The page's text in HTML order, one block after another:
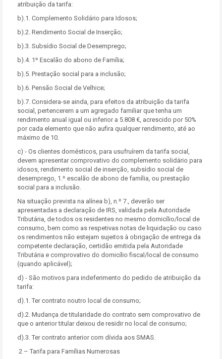
atribuição da tarifa:
b).1. Complemento Solidário para Idosos;
b).2. Rendimento Social de Inserção;
b).3. Subsídio Social de Desemprego;
b).4. 1º Escalão do abono de Família;
b).5. Prestação social para a inclusão;
b).6. Pensão Social de Velhice;
b).7. Considera-se ainda, para efeitos da atribuição da tarifa
social, pertencerem a um agregado familiar que tenha um
rendimento anual igual ou inferior a 5.808 €, acrescido por 50%
por cada elemento que não aufira qualquer rendimento, até ao
máximo de 10.
c) - Os clientes domésticos, para usufruírem da tarifa social,
devem apresentar comprovativo do complemento solidário para
idosos, rendimento social de inserção, subsídio social de
desemprego, 1.º escalão de abono de família, ou prestação
social para a inclusão.
Na situação prevista na alínea b), n.º 7., deverão ser
apresentadas a declaração de IRS, validada pela Autoridade
Tributária, de todos os residentes no mesmo domicílio/local de
consumo, bem como as respetivas notas de liquidação ou caso
os rendimentos não estejam sujeitos à obrigação de entrega da
competente declaração, certidão emitida pela Autoridade
Tributária e comprovativo do domicílio fiscal/local de consumo
(quando aplicável);
d) - São motivos para indeferimento do pedido de atribuição da
tarifa:
d).1. Ter contrato noutro local de consumo;
d).2. Mudança de titularidade do contrato sem comprovativo de
que o anterior titular deixou de residir no local de consumo;
d).3. Ter contrato anterior com dívida aos SMAS.
2 – Tarifa para Famílias Numerosas